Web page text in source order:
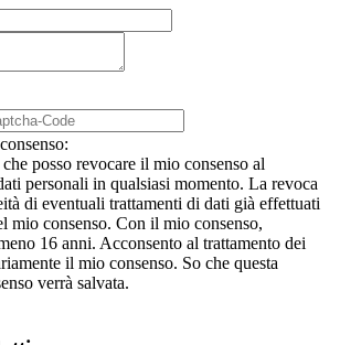
posso revocare il mio consenso al
personali in qualsiasi momento. La revoca
di eventuali trattamenti di dati già effettuati
mio consenso. Con il mio consenso,
16 anni. Acconsento al trattamento dei
il mio consenso. So che questa
verrà salvata.